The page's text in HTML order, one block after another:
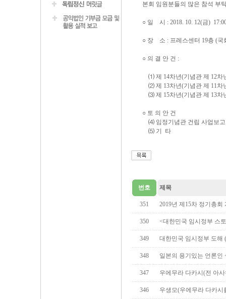
본회 임원분들의 많은 참석 부
○ 일 시 : 2018. 10. 12(금)
○ 장 소 : 프레스센터 19층 (국
○ 의 결 안 건 :
⑴ 제 14차년(기념관 제 12차
⑵ 제 13차년(기념관 제 11차
⑶ 제 15차년(기념관 제 13차
○ 토 의 안 건
⑷ 임정기념관 건립 사업보고
⑸ 기 타
번호 제목
351 2019년 제15차 정기총회
350 <대한민국 임시정부 스
349 대한민국 임시정부 도해
348 일본의 용기있는 언론
347 우에무라 다카시(전 아
346 우생모(우에무라 다카